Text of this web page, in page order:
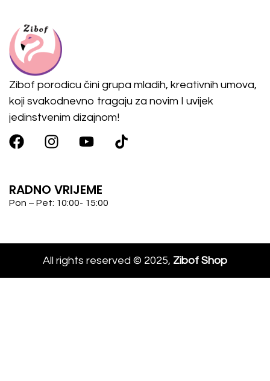
Zibof porodicu čini grupa mladih, kreativnih umova,
koji svakodnevno tragaju za novim I uvijek
jedinstvenim dizajnom!
RADNO VRIJEME
Pon – Pet: 10:00- 15:00
All rights reserved © 2025, Zibof Shop